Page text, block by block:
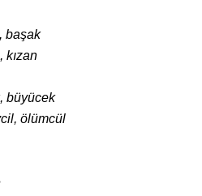
başak
kızan
büyücek
ölümcül